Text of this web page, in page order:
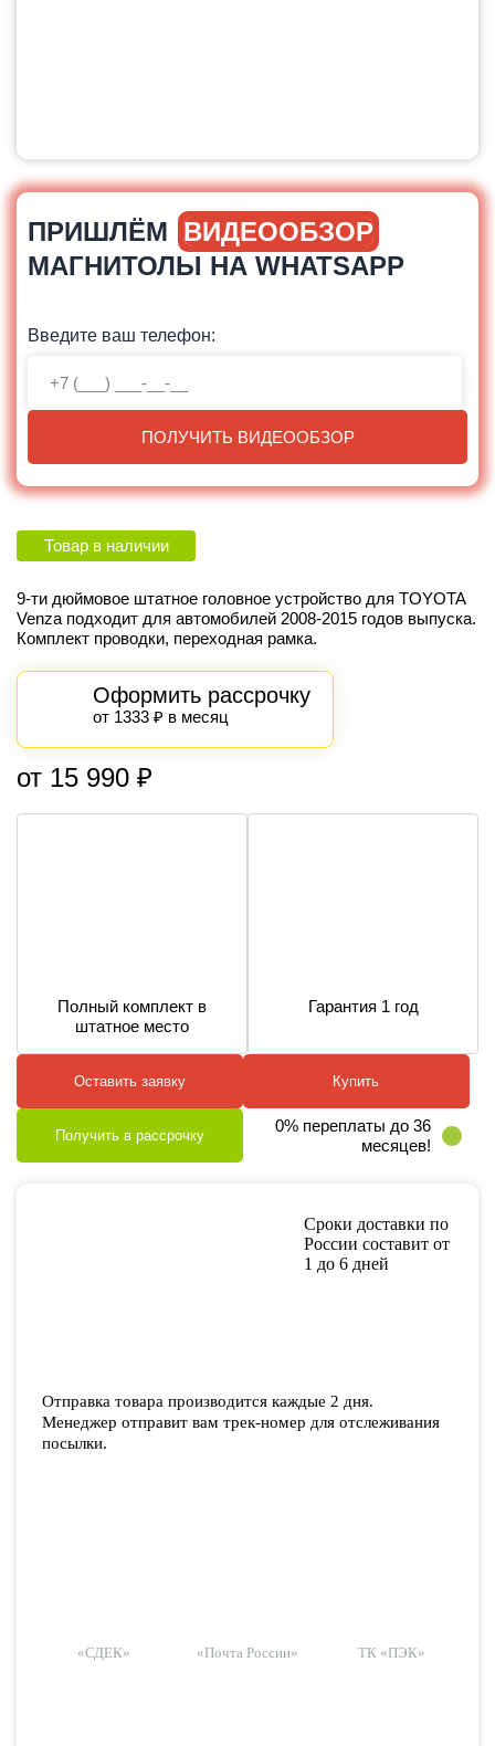
ПРИШЛЁМ ВИДЕООБЗОР
МАГНИТОЛЫ НА WHATSAPP
Введите ваш телефон:
ПОЛУЧИТЬ ВИДЕООБЗОР
Товар в наличии
9-ти дюймовое штатное головное устройство для TOYOTA
Venza подходит для автомобилей 2008-2015 годов выпуска.
Комплект проводки, переходная рамка.
Оформить рассрочку
от 1333 ₽ в месяц
от 15 990 ₽
Полный комплект в
штатное место
Гарантия 1 год
Оставить заявку Купить
Получить в рассрочку
0% переплаты до 36
месяцев!
Сроки доставки по
России составит от
1 до 6 дней
Отправка товара производится каждые 2 дня.
Менеджер отправит вам трек-номер для отслеживания
посылки.
«СДЕК» «Почта России» ТК «ПЭК»